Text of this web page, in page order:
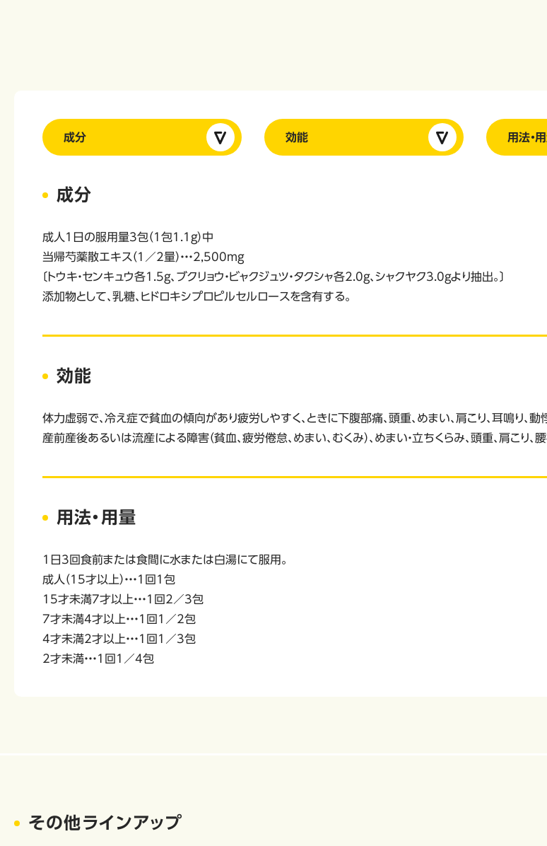
成分 効能 用法・
成分
成人1日の服用量3包（1包1.1g）中
当帰芍薬散エキス（1／2量）・・・2,500mg
〔トウキ・センキュウ各1.5g、ブクリョウ・ビャクジュツ・タクシャ各2.0g、シャクヤク3.0gより抽出。〕
添加物として、乳糖、ヒドロキシプロピルセルロースを含有する。
効能
体力虚弱で、冷え症で貧血の傾向があり疲労しやすく、ときに下腹部痛、頭重、めまい、肩こり、耳鳴り、
産前産後あるいは流産による障害（貧血、疲労倦怠、めまい、むくみ）、めまい・立ちくらみ、頭重、肩こり、
用法・用量
1日3回食前または食間に水または白湯にて服用。
成人（15才以上）・・・1回1包
15才未満7才以上・・・1回2／3包
7才未満4才以上・・・1回1／2包
4才未満2才以上・・・1回1／3包
2才未満・・・1回1／4包
その他ラインアップ